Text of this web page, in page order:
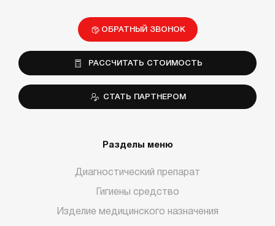
ОБРАТНЫЙ ЗВОНОК
РАССЧИТАТЬ СТОИМОСТЬ
СТАТЬ ПАРТНЕРОМ
Разделы меню
Диагностический препарат
Гигиены средство
Изделие медицинского назначения